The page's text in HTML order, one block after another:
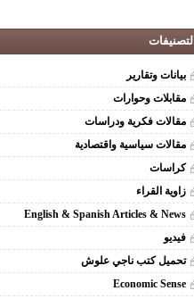
التصنيفات
بيانات وتقارير
مقابلات وحوارات
مقالات فكرية ودراسات
مقالات سياسية واقتصادية
كراسات
زاوية القراء
English & Spanish Articles & News
فيديو
تحميل كتب ناجي علوش
Economic Sense